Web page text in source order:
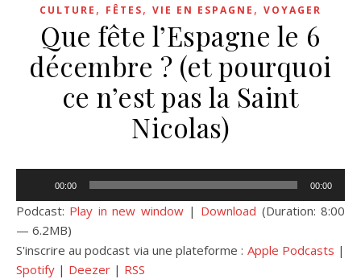
CULTURE , FÊTES, VIE EN ESPAGNE , VOYAGER
Que fête l’Espagne le 6
décembre ? (et pourquoi
ce n’est pas la Saint
Nicolas)
audio
00:00 00:00
Podcast: Play in new window| Download (Duration: 8:00
— 6.2MB)
S'inscrire au podcast via une plateforme : Apple Podcasts |
Spotify | Deezer | RSS